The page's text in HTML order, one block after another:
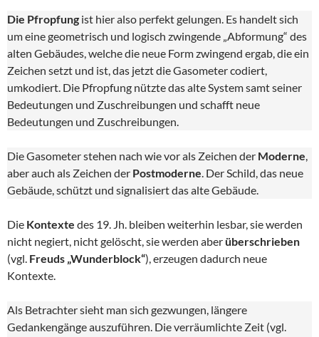
Die Pfropfung ist hier also perfekt gelungen. Es handelt sich
um eine geometrisch und logisch zwingende „Abformung“ des
alten Gebäudes, welche die neue Form zwingend ergab, die ein
Zeichen setzt und ist, das jetzt die Gasometer codiert,
umkodiert. Die Pfropfung nützte das alte System samt seiner
Bedeutungen und Zuschreibungen und schafft neue
Bedeutungen und Zuschreibungen.
Die Gasometer stehen nach wie vor als Zeichen der Moderne,
aber auch als Zeichen der Postmoderne. Der Schild, das neue
Gebäude, schützt und signalisiert das alte Gebäude.
Die Kontexte des 19. Jh. bleiben weiterhin lesbar, sie werden
nicht negiert, nicht gelöscht, sie werden aberüberschrieben
(vgl. Freuds „Wunderblock“), erzeugen dadurch neue
Kontexte.
Als Betrachter sieht man sich gezwungen, längere
Gedankengänge auszuführen. Die verräumlichte Zeit (vgl.